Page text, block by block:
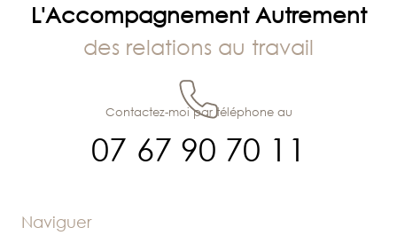
L'Accompagnement Autrement
des relations au travail
07 67 90 70 11
Contactez-moi par téléphone au
Naviguer